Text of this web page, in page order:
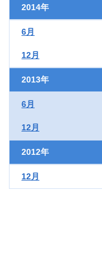
2014年
6月
12月
2013年
6月
12月
2012年
12月